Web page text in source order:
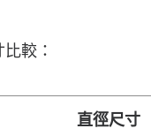
較：
直徑尺寸